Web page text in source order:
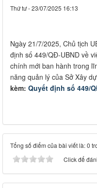
Thứ tư - 23/07/2025 16:13
Ngày 21/7/2025, Chủ tịch
định số 449/QĐ-UBND về
chính mới ban hành trong
năng quản lý của Sở Xây
kèm: Quyết định số 449/
Tổng số điểm của bài viết là: 0
Click để